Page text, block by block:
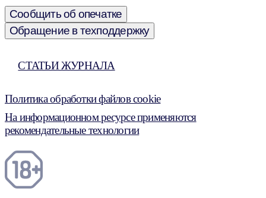
Сообщить об опечатке
Обращение в техподдержку
СТАТЬИ ЖУРНАЛА
Политика обработки файлов cookie
На информационном ресурсе применяются
рекомендательные технологии